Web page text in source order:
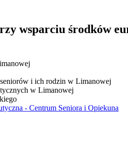
wsparciu środków
i ich rodzin w Limanowej
w Limanowej